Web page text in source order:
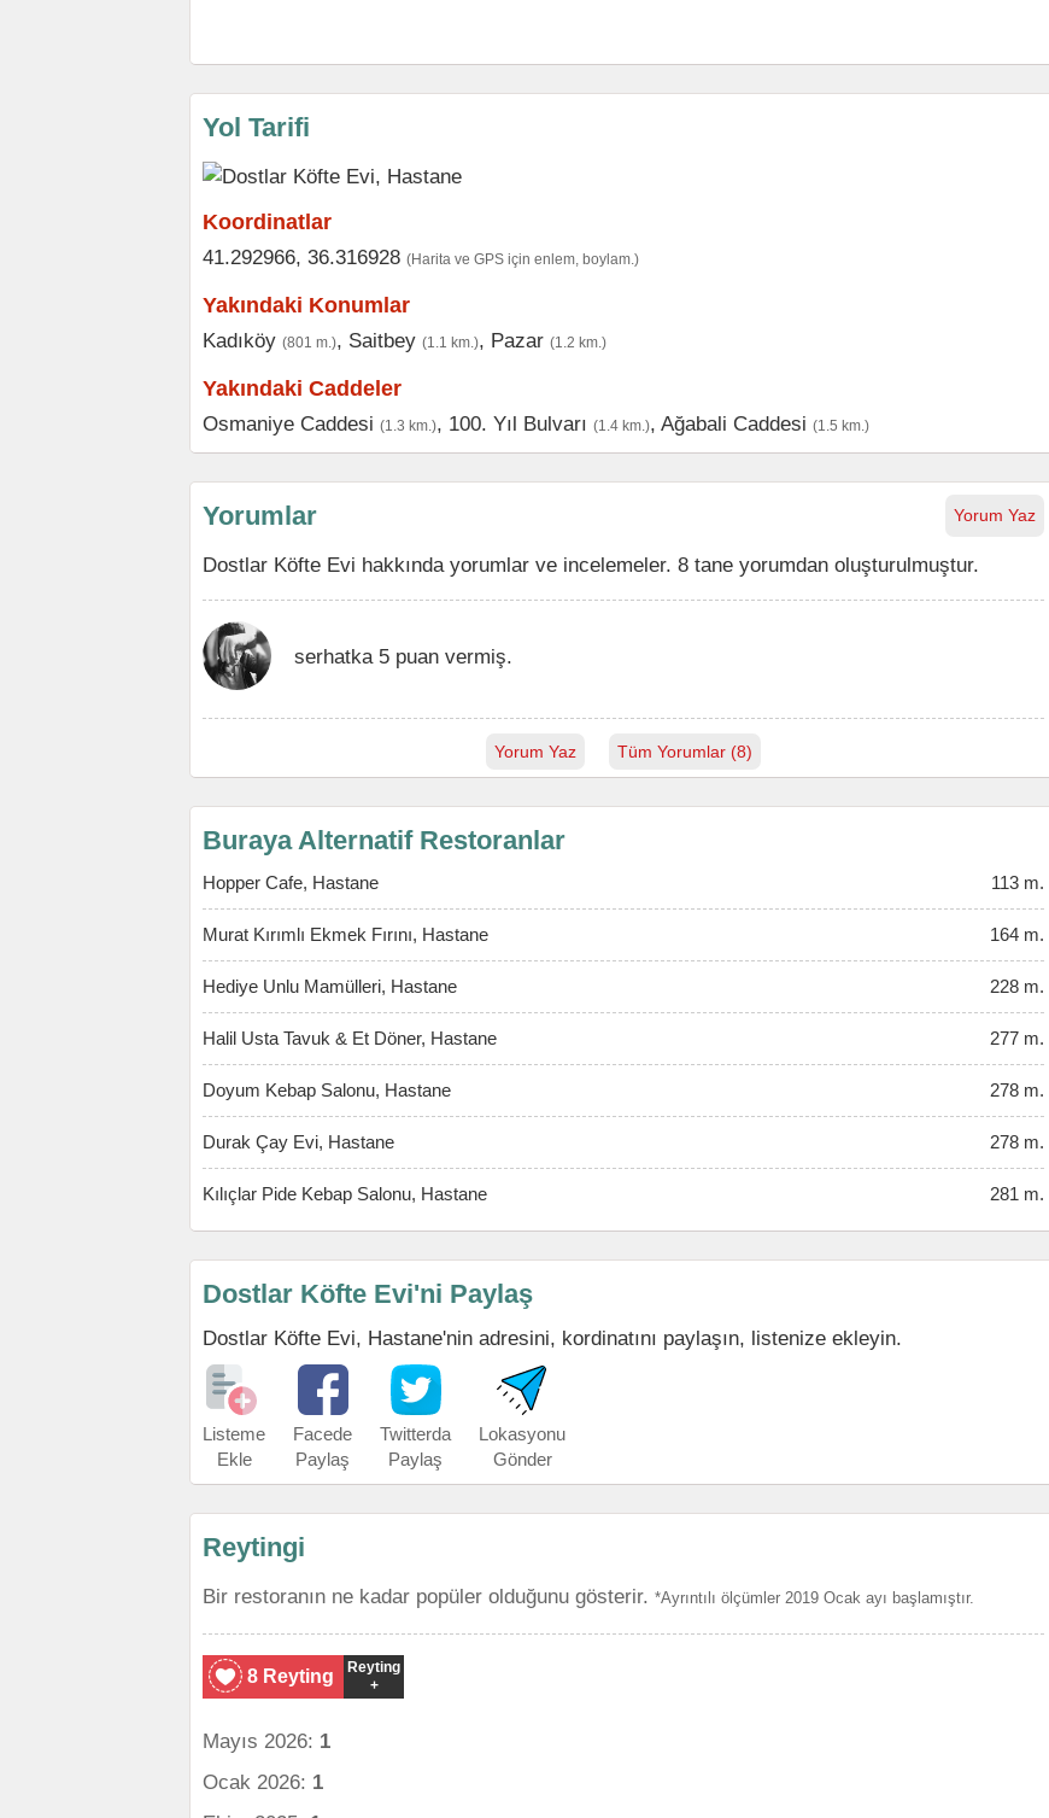
Yol Tarifi
Koordinatlar
41.292966, 36.316928 (Harita ve GPS için enlem, boylam.)
Yakındaki Konumlar
Kadıköy (801 m.), Saitbey (1.1 km.), Pazar (1.2 km.)
Yakındaki Caddeler
Osmaniye Caddesi (1.3 km.), 100. Yıl Bulvarı (1.4 km.), Ağabali Caddesi (1.5 km.)
Yorum Yaz
Yorumlar
Dostlar Köfte Evi hakkında yorumlar ve incelemeler. 8 tane yorumdan oluşturulmuştur.
serhatka 5 puan vermiş.
Yorum Yaz Tüm Yorumlar (8)
Buraya Alternatif Restoranlar
Hopper Cafe, Hastane 113 m.
Murat Kırımlı Ekmek Fırını, Hastane 164 m.
Hediye Unlu Mamülleri, Hastane 228 m.
Halil Usta Tavuk & Et Döner, Hastane 277 m.
Doyum Kebap Salonu, Hastane 278 m.
Durak Çay Evi, Hastane 278 m.
Kılıçlar Pide Kebap Salonu, Hastane 281 m.
Dostlar Köfte Evi'ni Paylaş
Dostlar Köfte Evi, Hastane'nin adresini, kordinatını paylaşın, listenize ekleyin.
Listeme
Ekle
Facede
Paylaş
Twitterda
Paylaş
Lokasyonu
Gönder
Reytingi
Bir restoranın ne kadar popüler olduğunu gösterir. *Ayrıntılı ölçümler 2019 Ocak ayı başlamıştır.
8 Reyting
Reyting
+
Mayıs 2026: 1
Ocak 2026: 1